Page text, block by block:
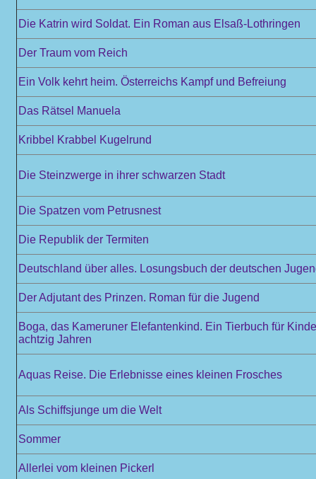
Die Katrin wird Soldat. Ein Roman aus Elsaß-Lothringen
Der Traum vom Reich
Ein Volk kehrt heim. Österreichs Kampf und Befreiung
Das Rätsel Manuela
Kribbel Krabbel Kugelrund
Die Steinzwerge in ihrer schwarzen Stadt
Die Spatzen vom Petrusnest
Die Republik der Termiten
Deutschland über alles. Losungsbuch der deutschen
Der Adjutant des Prinzen. Roman für die Jugend
Boga, das Kameruner Elefantenkind. Ein Tierbuch für
achtzig Jahren
Aquas Reise. Die Erlebnisse eines kleinen Frosches
Als Schiffsjunge um die Welt
Sommer
Allerlei vom kleinen Pickerl